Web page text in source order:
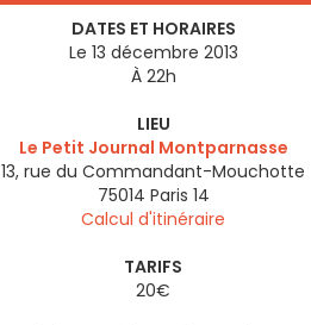
DATES ET HORAIRES
Le 13 décembre 2013
À 22h
LIEU
Le Petit Journal Montparnasse
13, rue du Commandant-Mouchotte
75014 Paris 14
Calcul d'itinéraire
TARIFS
20€